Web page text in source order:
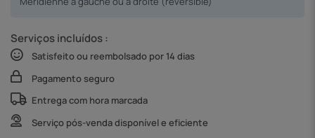
Serviços incluídos :
Satisfeito ou reembolsado por 14 dias
Pagamento seguro
Entrega com hora marcada
Serviço pós-venda disponível e eficiente